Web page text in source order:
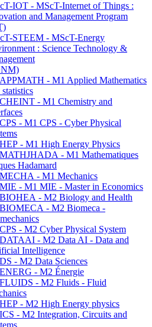
IOT - MScT-Internet of Things :
and Management Program
STEEM - MScT-Energy
: Science Technology &
- M1 Applied Mathematics
statistics
- M1 Chemistry and
- M1 CPS - Cyber Physical
- M1 High Energy Physics
- M1 Mathematiques
Hadamard
- M1 Mechanics
- M1 MIE - Master in Economics
- M2 Biology and Health
- M2 Biomeca -
- M2 Cyber Physical System
- M2 Data AI - Data and
Intelligence
- M2 Data Sciences
- M2 Énergie
- M2 Fluids - Fluid
- M2 High Energy physics
- M2 Integration, Circuits and